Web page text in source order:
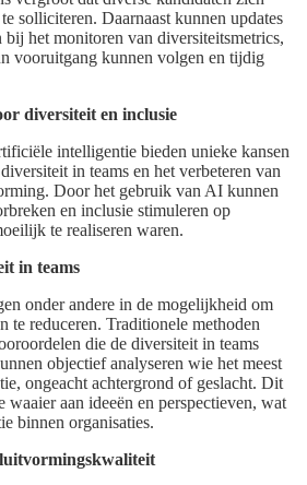
solliciteren. Daarnaast kunnen updates
het monitoren van diversiteitsmetrics,
vooruitgang kunnen volgen en tijdig
diversiteit en inclusie
intelligentie bieden unieke kansen
in teams en het verbeteren van
Door het gebruik van AI kunnen
en inclusie stimuleren op
te realiseren waren.
in teams
onder andere in de mogelijkheid om
te reduceren. Traditionele methoden
die de diversiteit in teams
objectief analyseren wie het meest
ongeacht achtergrond of geslacht. Dit
waaier aan ideeën en perspectieven, wat
binnen organisaties.